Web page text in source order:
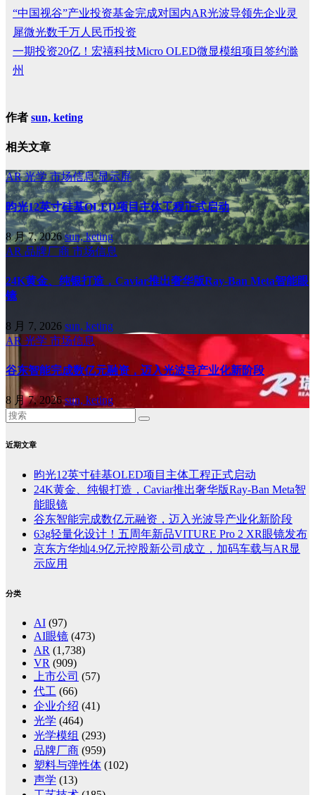
“中国视谷”产业投资基金完成对国内AR光波导领先企业灵
犀微光数千万人民币投资
一期投资20亿！宏禧科技Micro OLED微显模组项目签约滁
州
作者 sun, keting
相关文章
AR光学市场信息显示屏
昀光12英寸硅基OLED项目主体工程正式启动
8 月 7, 2026sun, keting
AR 品牌厂商 市场信息
24K黄金、纯银打造，Caviar推出奢华版Ray-Ban Meta智能眼
镜
8 月 7, 2026 sun, keting
AR 光学 市场信息
谷东智能完成数亿元融资，迈入光波导产业化新阶段
8 月 7, 2026sun, keting
近期文章
昀光12英寸硅基OLED项目主体工程正式启动
24K黄金、纯银打造，Caviar推出奢华版Ray-Ban Meta智
能眼镜
谷东智能完成数亿元融资，迈入光波导产业化新阶段
63g轻量化设计！五周年新品VITURE Pro 2 XR眼镜发布
京东方华灿4.9亿元控股新公司成立，加码车载与AR显
示应用
分类
AI (97)
AI眼镜 (473)
AR (1,738)
VR (909)
上市公司 (57)
代工 (66)
企业介绍 (41)
光学 (464)
光学模组 (293)
品牌厂商 (959)
塑料与弹性体 (102)
声学 (13)